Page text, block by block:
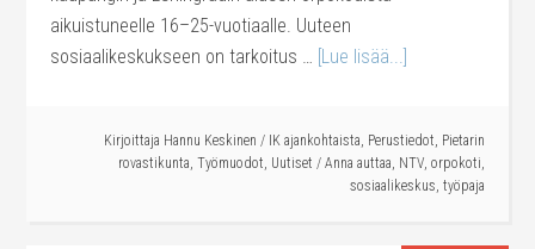
aikuistuneelle 16–25-vuotiaalle. Uuteen
sosiaalikeskukseen on tarkoitus … [Lue lisää...]
Kirjoittaja Hannu Keskinen / IK ajankohtaista, Perustiedot, Pietarin
rovastikunta, Työmuodot, Uutiset / Anna auttaa, NTV, orpokoti,
sosiaalikeskus, työpaja